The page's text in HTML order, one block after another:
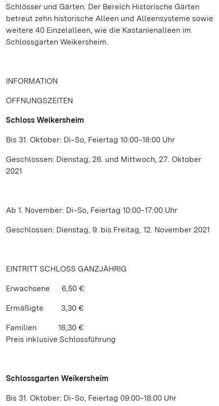
Schlösser und Gärten. Der Bereich Historische Gärten
betreut zehn historische Alleen und Alleensysteme sowie
weitere 40 Einzelalleen, wie die Kastanienalleen im
Schlossgarten Weikersheim.
INFORMATION
ÖFFNUNGSZEITEN
Schloss Weikersheim
Bis 31. Oktober: Di‒So, Feiertag 10:00‒18:00 Uhr
Geschlossen: Dienstag, 26. und Mittwoch, 27. Oktober
2021
Ab 1. November: Di‒So, Feiertag 10:00‒17:00 Uhr
Geschlossen: Dienstag, 9. bis Freitag, 12. November 2021
EINTRITT SCHLOSS GANZJÄHRIG
Erwachsene 6,50 €
Ermäßigte 3,30 €
Familien 16,30 €
Preis inklusive Schlossführung
Schlossgarten Weikersheim
Bis 31. Oktober: Di‒So, Feiertag 09:00‒18:00 Uhr